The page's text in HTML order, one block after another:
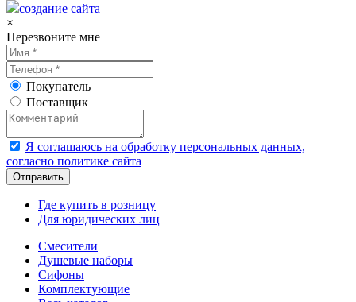
создание сайта
×
Перезвоните мне
Покупатель
Поставщик
Я соглашаюсь на обработку персональных данных,
согласно политике сайта
Где купить в розницу
Для юридических лиц
Смесители
Душевые наборы
Сифоны
Комплектующие